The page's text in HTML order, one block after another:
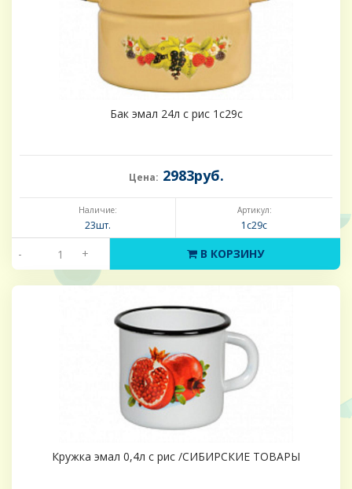
Бак эмал 24л с рис 1с29с
Цена: 2983руб.
Наличие:
23шт.
Артикул:
1с29с
- + В КОРЗИНУ
Кружка эмал 0,4л с рис /СИБИРСКИЕ ТОВАРЫ